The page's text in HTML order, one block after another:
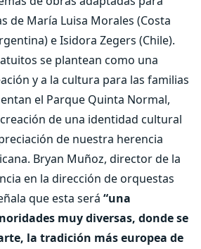
de María Luisa Morales (Costa
eIsidora Zegers (Chile).
se plantean como una
y a la cultura para las familias
el Parque Quinta Normal,
de una identidad cultural
de nuestra herencia
Bryan Muñoz, director de la
en la dirección de orquestas
que esta será “una
muy diversas, donde se
la tradición más europea de